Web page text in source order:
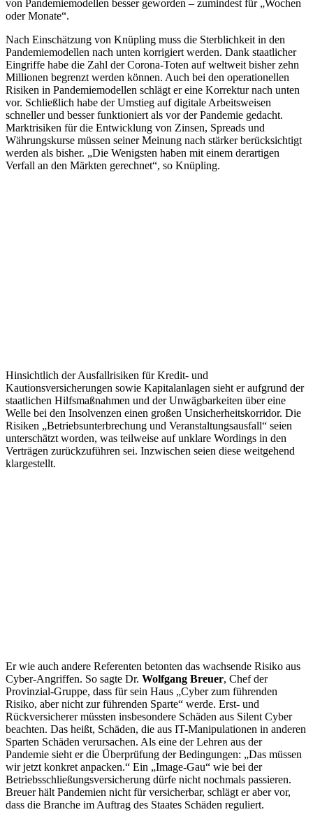
von Pandemiemodellen besser geworden – zumindest für „Wochen
oder Monate“.
Nach Einschätzung von Knüpling muss die Sterblichkeit in den
Pandemiemodellen nach unten korrigiert werden. Dank staatlicher
Eingriffe habe die Zahl der Corona-Toten auf weltweit bisher zehn
Millionen begrenzt werden können. Auch bei den operationellen
Risiken in Pandemiemodellen schlägt er eine Korrektur nach unten
vor. Schließlich habe der Umstieg auf digitale Arbeitsweisen
schneller und besser funktioniert als vor der Pandemie gedacht.
Marktrisiken für die Entwicklung von Zinsen, Spreads und
Währungskurse müssen seiner Meinung nach stärker berücksichtigt
werden als bisher. „Die Wenigsten haben mit einem derartigen
Verfall an den Märkten gerechnet“, so Knüpling.
Hinsichtlich der Ausfallrisiken für Kredit- und
Kautionsversicherungen sowie Kapitalanlagen sieht er aufgrund der
staatlichen Hilfsmaßnahmen und der Unwägbarkeiten über eine
Welle bei den Insolvenzen einen großen Unsicherheitskorridor. Die
Risiken „Betriebsunterbrechung und Veranstaltungsausfall“ seien
unterschätzt worden, was teilweise auf unklare Wordings in den
Verträgen zurückzuführen sei. Inzwischen seien diese weitgehend
klargestellt.
Er wie auch andere Referenten betonten das wachsende Risiko aus
Cyber-Angriffen. So sagte Dr. Wolfgang Breuer, Chef der
Provinzial-Gruppe, dass für sein Haus „Cyber zum führenden
Risiko, aber nicht zur führenden Sparte“ werde. Erst- und
Rückversicherer müssten insbesondere Schäden aus Silent Cyber
beachten. Das heißt, Schäden, die aus IT-Manipulationen in anderen
Sparten Schäden verursachen. Als eine der Lehren aus der
Pandemie sieht er die Überprüfung der Bedingungen: „Das müssen
wir jetzt konkret anpacken.“ Ein „Image-Gau“ wie bei der
Betriebsschließungsversicherung dürfe nicht nochmals passieren.
Breuer hält Pandemien nicht für versicherbar, schlägt er aber vor,
dass die Branche im Auftrag des Staates Schäden reguliert.